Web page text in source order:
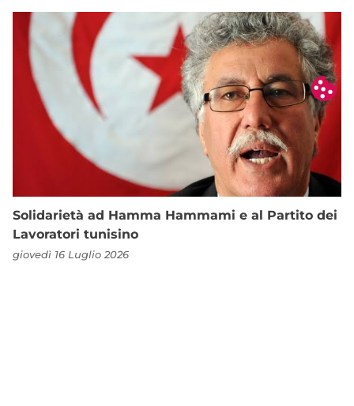
Solidarietà ad Hamma Hammami e al Partito dei
Lavoratori tunisino
giovedì 16 Luglio 2026